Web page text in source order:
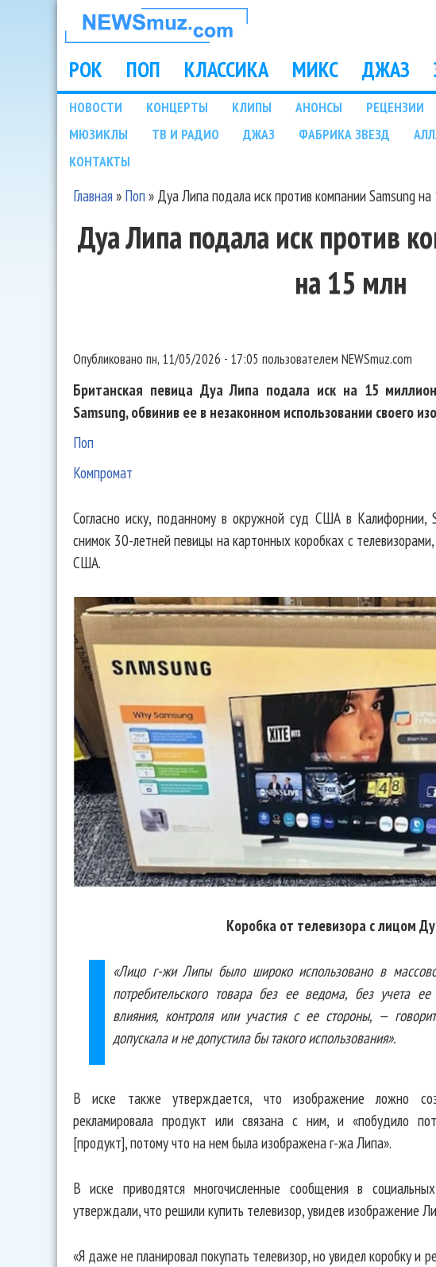
НОВОСТИ
МУЗЫКИ И
ШОУ БИЗНЕСА
NEWSMUZ.COM
Main menu
РОК ПОП КЛАССИКА МИКС ДЖАЗ
Подразделы
НОВОСТИ КОНЦЕРТЫ КЛИПЫ АНОНСЫ РЕЦЕНЗИИ
МЮЗИКЛЫ
ТВ И РАДИО ДЖАЗ ФАБРИКА ЗВЕЗД
КОНТАКТЫ
Главная» Поп» Дуа Липа подала иск против компании Samsung
Дуа Липа подала иск против
на 15 млн
Опубликовано пн, 11/05/2026 - 17:05 пользователем NEWSmuz.com
Британская певица Дуа Липа подала иск на 15
Samsung, обвинив ее в незаконном использовании своего
Поп
Компромат
Согласно иску, поданному в окружной суд США в Калифорнии,
снимок 30-летней певицы на картонных коробках с
США.
Коробка от телевизора с лицом
«Лицо г-жи Липы было широко использовано в
потребительского товара без ее ведома, без учета
влияния, контроля или участия с ее стороны, —
допускала и не допустила бы такого использования».
В иске также утверждается, что изображение ложно
рекламировала продукт или связана с ним, и «побудило
[продукт], потому что на нем была изображена г-жа Липа».
В иске приводятся многочисленные сообщения в
утверждали, что решили купить телевизор, увидев изображение
«Я даже не планировал покупать телевизор, но увидел коробку и